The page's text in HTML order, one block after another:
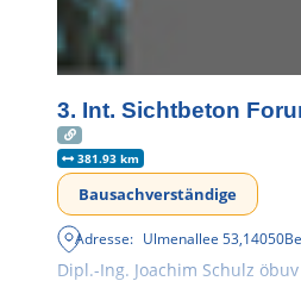
3. Int. Sichtbeton
381.93 km
Bausachverständige
Adresse: Ulmenallee 53,14050
Dipl.-Ing. Joachim Schulz